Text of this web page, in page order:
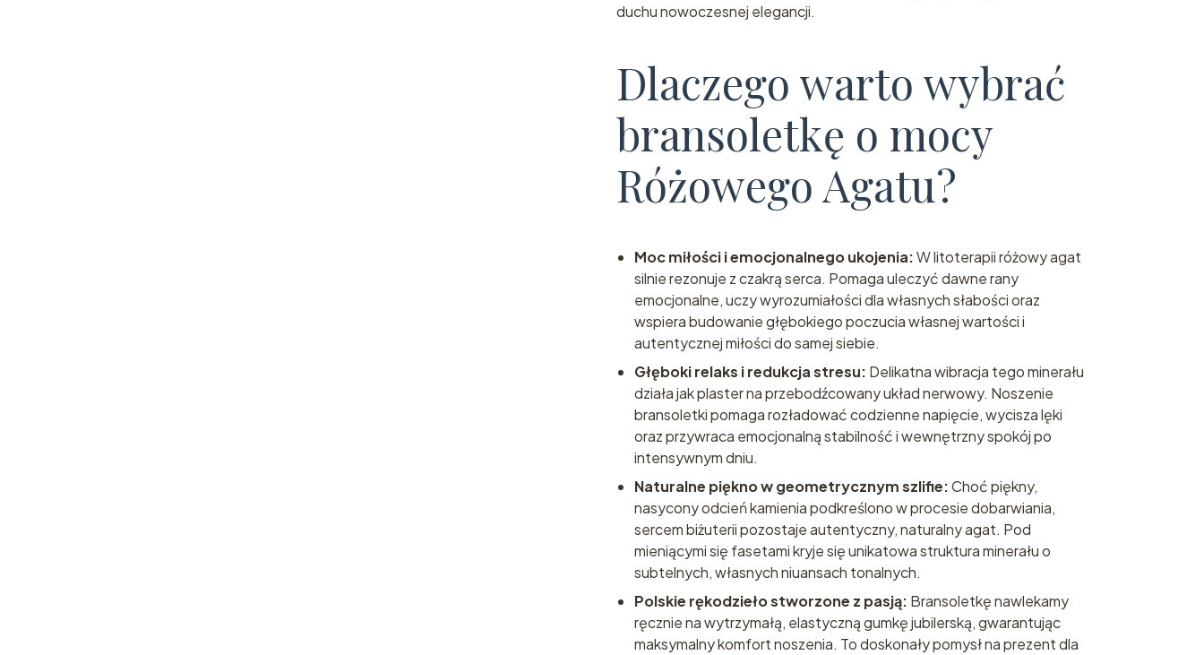
duchu nowoczesnej elegancji.
Dlaczego warto wybrać
bransoletkę o mocy
Różowego Agatu?
Moc miłości i emocjonalnego ukojenia:W litoterapii różowy agat
silnie rezonuje z czakrą serca. Pomaga uleczyć dawne rany
emocjonalne, uczy wyrozumiałości dla własnych słabości oraz
wspiera budowanie głębokiego poczucia własnej wartości i
autentycznej miłości do samej siebie.
Głęboki relaks i redukcja stresu: Delikatna wibracja tego minerału
działa jak plaster na przebodźcowany układ nerwowy. Noszenie
bransoletki pomaga rozładować codzienne napięcie, wycisza lęki
oraz przywraca emocjonalną stabilność i wewnętrzny spokój po
intensywnym dniu.
Naturalne piękno w geometrycznym szlifie:Choć piękny,
nasycony odcień kamienia podkreślono w procesie dobarwiania,
sercem biżuterii pozostaje autentyczny, naturalny agat. Pod
mieniącymi się fasetami kryje się unikatowa struktura minerału o
subtelnych, własnych niuansach tonalnych.
Polskie rękodzieło stworzone z pasją: Bransoletkę nawlekamy
ręcznie na wytrzymałą, elastyczną gumkę jubilerską, gwarantując
maksymalny komfort noszenia. To doskonały pomysł na prezent dla